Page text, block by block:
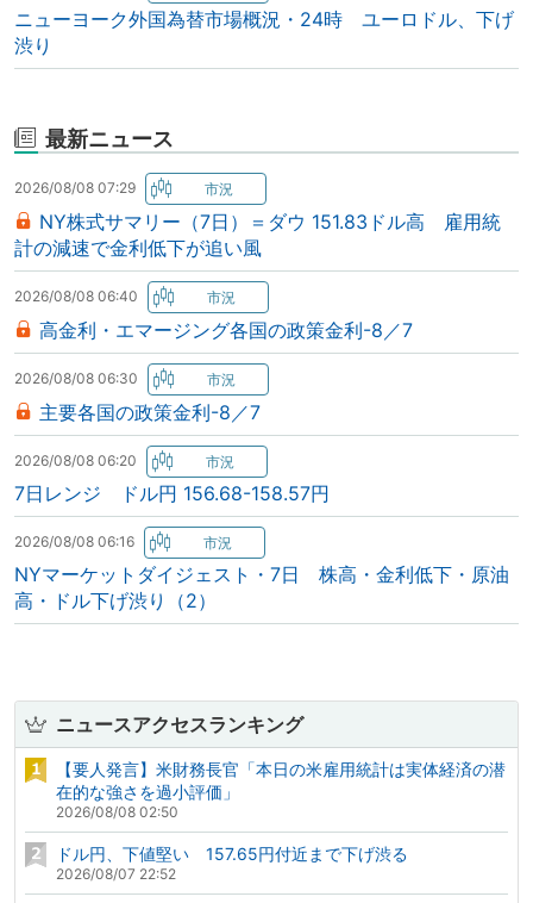
ニューヨーク外国為替市場概況・24時 ユーロドル、下げ
渋り
最新ニュース
2026/08/08 07:29
NY株式サマリー（7日）＝ダウ 151.83ドル高 雇用統
計の減速で金利低下が追い風
2026/08/08 06:40
高金利・エマージング各国の政策金利-8／7
2026/08/08 06:30
主要各国の政策金利-8／7
2026/08/08 06:20
7日レンジ ドル円 156.68-158.57円
2026/08/08 06:16
NYマーケットダイジェスト・7日 株高・金利低下・原油
高・ドル下げ渋り（2）
ニュースアクセスランキング
【要人発言】米財務長官「本日の米雇用統計は実体経済の潜
在的な強さを過小評価」
2026/08/08 02:50
ドル円、下値堅い 157.65円付近まで下げ渋る
2026/08/07 22:52